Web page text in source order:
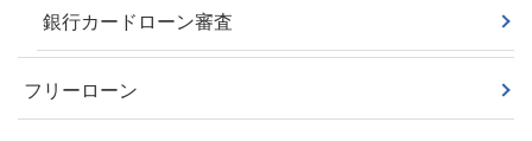
銀行カードローン審査
フリーローン